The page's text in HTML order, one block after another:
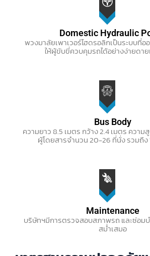
Domestic Hydraulic
พวงมาลัยเพาเวอร์ไฮดรอลิกเป็นระบบที่
ให้ผู้ขับขี่ควบคุมรถได้อย่างง่ายดา
Bus Body
ความยาว 8.5 เมตร กว้าง 2.4 เมตร ความ
ผู้โดยสารจำนวน 20-26 ที่นั่ง รวมถึง
Maintenance
บริษัทฯมีการตรวจสอบสภาพรถ และซ่อม
สม่ำเสมอ